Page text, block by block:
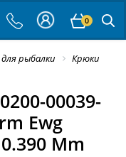
0
рыбалки Крюки
00039-
Ewg
Mm